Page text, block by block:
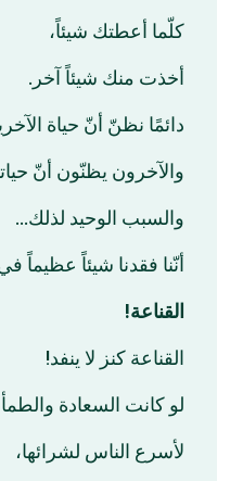
كلّما أعطتك شيئاً،
أخذت منك شيئاً آخر.
دائمًا نظنّ أنّ حياة
والآخرون يظنّون أنّ
والسبب الوحيد لذلك…
أنّنا فقدنا شيئاً عظيماً في
القناعة!
القناعة كنز لا ينفد!
لو كانت السعادة
لأسرع الناس لشرائها،